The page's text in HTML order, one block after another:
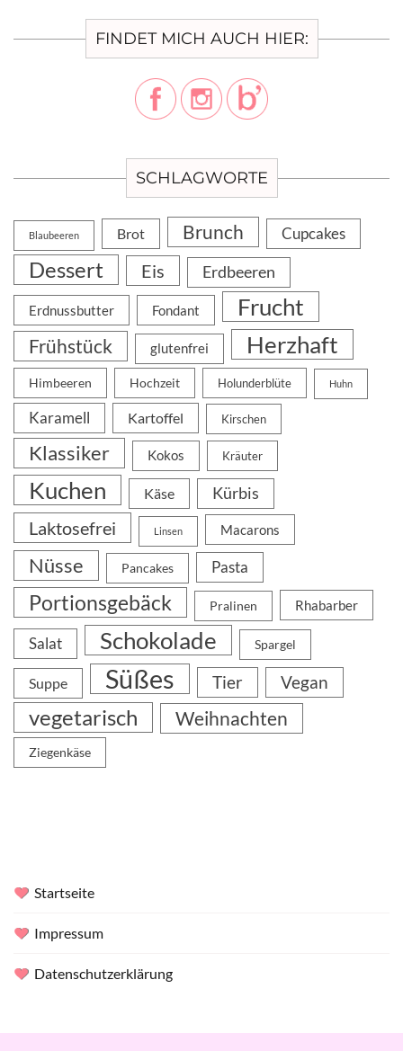
FINDET MICH AUCH HIER:
SCHLAGWORTE
Blaubeeren Brot Brunch Cupcakes
Dessert Eis Erdbeeren
Erdnussbutter Fondant Frucht
Frühstück glutenfrei Herzhaft
Himbeeren Hochzeit Holunderblüte Huhn
Karamell Kartoffel Kirschen
Klassiker Kokos Kräuter
Kuchen Käse Kürbis
Laktosefrei Linsen Macarons
Nüsse Pancakes Pasta
Portionsgebäck Pralinen Rhabarber
Salat Schokolade Spargel
Suppe Süßes Tier Vegan
vegetarisch Weihnachten
Ziegenkäse
Startseite
Impressum
Datenschutzerklärung